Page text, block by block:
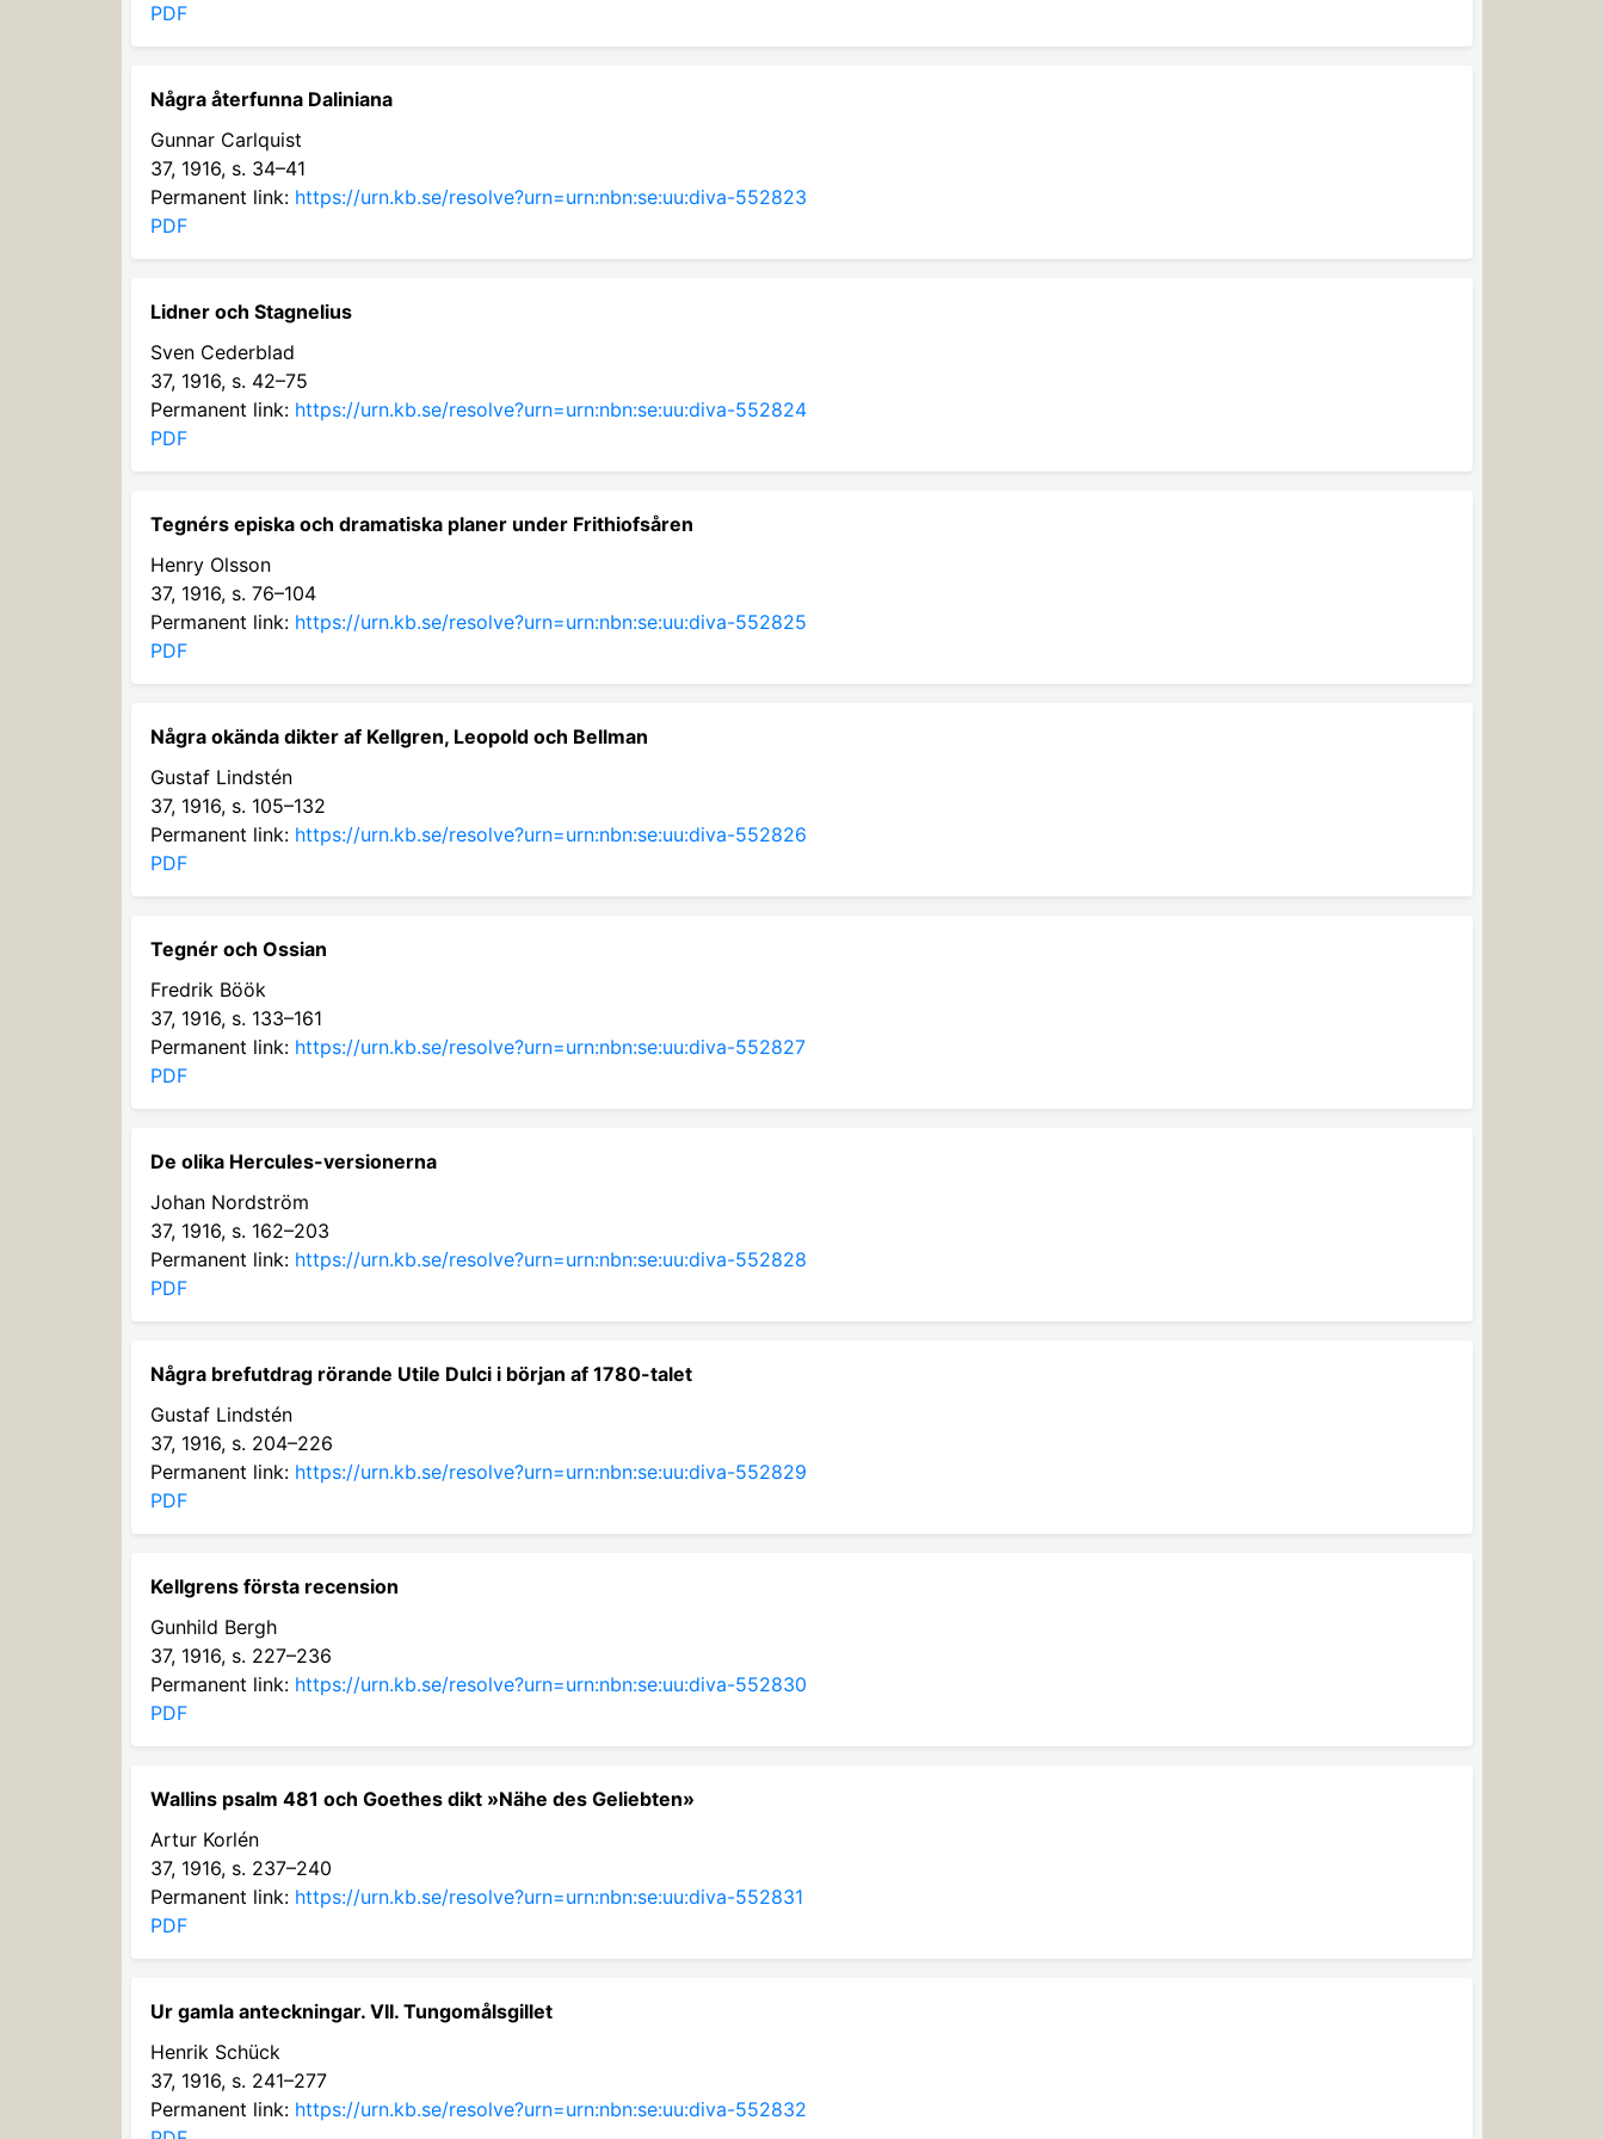
PDF
Några återfunna Daliniana
Gunnar Carlquist
37, 1916, s. 34–41
Permanent link: https://urn.kb.se/resolve?urn=urn:nbn:se:uu:diva-552823
PDF
Lidner och Stagnelius
Sven Cederblad
37, 1916, s. 42–75
Permanent link: https://urn.kb.se/resolve?urn=urn:nbn:se:uu:diva-552824
PDF
Tegnérs episka och dramatiska planer under Frithiofsåren
Henry Olsson
37, 1916, s. 76–104
Permanent link: https://urn.kb.se/resolve?urn=urn:nbn:se:uu:diva-552825
PDF
Några okända dikter af Kellgren, Leopold och Bellman
Gustaf Lindstén
37, 1916, s. 105–132
Permanent link: https://urn.kb.se/resolve?urn=urn:nbn:se:uu:diva-552826
PDF
Tegnér och Ossian
Fredrik Böök
37, 1916, s. 133–161
Permanent link: https://urn.kb.se/resolve?urn=urn:nbn:se:uu:diva-552827
PDF
De olika Hercules-versionerna
Johan Nordström
37, 1916, s. 162–203
Permanent link: https://urn.kb.se/resolve?urn=urn:nbn:se:uu:diva-552828
PDF
Några brefutdrag rörande Utile Dulci i början af 1780-talet
Gustaf Lindstén
37, 1916, s. 204–226
Permanent link: https://urn.kb.se/resolve?urn=urn:nbn:se:uu:diva-552829
PDF
Kellgrens första recension
Gunhild Bergh
37, 1916, s. 227–236
Permanent link: https://urn.kb.se/resolve?urn=urn:nbn:se:uu:diva-552830
PDF
Wallins psalm 481 och Goethes dikt »Nähe des Geliebten»
Artur Korlén
37, 1916, s. 237–240
Permanent link: https://urn.kb.se/resolve?urn=urn:nbn:se:uu:diva-552831
PDF
Ur gamla anteckningar. VII. Tungomålsgillet
Henrik Schück
37, 1916, s. 241–277
Permanent link: https://urn.kb.se/resolve?urn=urn:nbn:se:uu:diva-552832